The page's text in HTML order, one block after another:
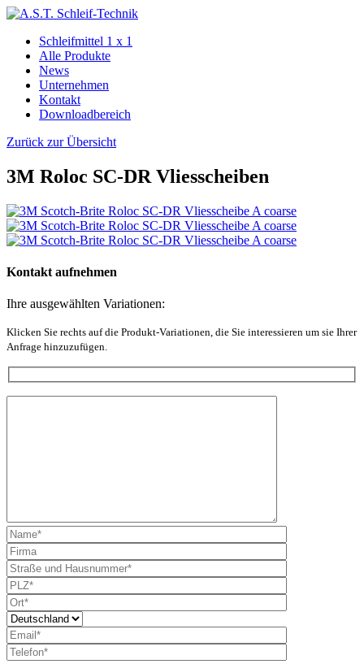
Schleifmittel 1 x 1
Alle Produkte
News
Unternehmen
Kontakt
Downloadbereich
Zurück zur Übersicht
3M Roloc SC-DR Vlies­scheiben
Kontakt aufnehmen
Ihre ausgewählten Variationen:
Klicken Sie rechts auf die Produkt-Variationen, die Sie interessieren um sie Ihrer
Anfrage hinzuzufügen.